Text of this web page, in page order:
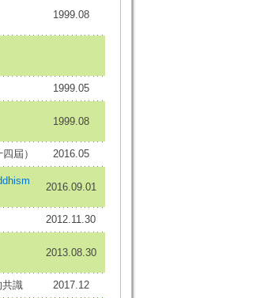
1999.08
1999.05
1999.08
屆） 2016.05
2016.09.01
2012.11.30
2013.08.30
共識 2017.12